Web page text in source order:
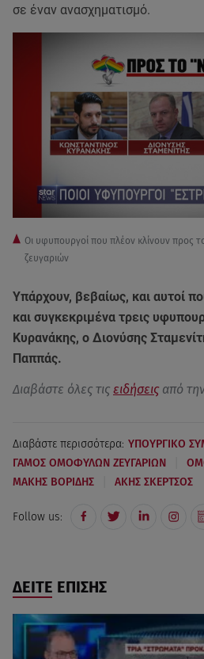
σε έναν ανασχηματισμό.
Οι υφυπουργοί που πλέον κλίνουν προς
ζευγαριών
Υπάρχουν, βεβαίως, και αυτοί
και συγκεκριμένα τρεις
Κυρανάκης, ο Διονύσης
Παππάς.
Διαβάστε όλες τις ειδήσεις από
Διαβάστε περισσότερα: ΥΠΟΥΡΓΙΚΟ
ΓΑΜΟΣ ΟΜΟΦΥΛΩΝ ΖΕΥΓΑΡΙΩΝ
ΜΑΚΗΣ ΒΟΡΙΔΗΣ ΑΚΗΣ ΣΚΕΡΤΣΟΣ
Follow us:
ΔΕΙΤΕ ΕΠΙΣΗΣ